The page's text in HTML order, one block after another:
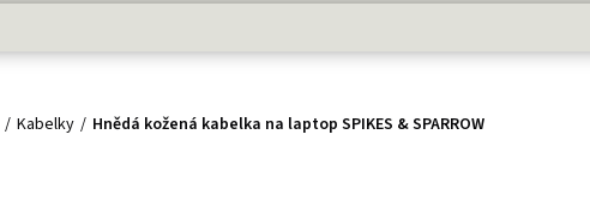
Kabelky Hnědá kožená kabelka na laptop SPIKES & SPARROW